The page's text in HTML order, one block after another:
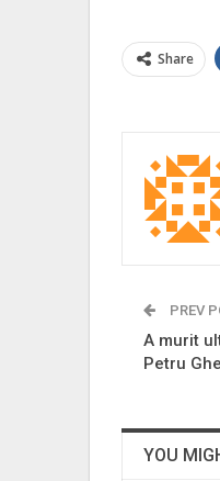
Share
PREV
A murit
Petru
YOU